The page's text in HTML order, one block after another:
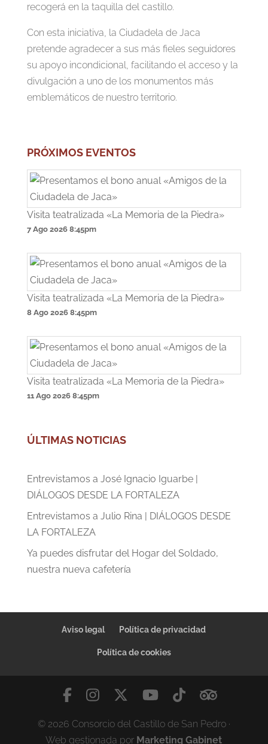
recogerá en la taquilla del castillo.
Con esta iniciativa, la Ciudadela de Jaca
pretende agradecer a sus más fieles seguidores
su apoyo incondicional, facilitando el acceso y la
divulgación a uno de los monumentos más
emblemáticos de nuestro territorio.
PRÓXIMOS EVENTOS
Visita teatralizada «La Memoria de la Piedra»
7 Ago 2026 8:45pm
Visita teatralizada «La Memoria de la Piedra»
8 Ago 2026 8:45pm
Visita teatralizada «La Memoria de la Piedra»
11 Ago 2026 8:45pm
ÚLTIMAS NOTICIAS
Entrevistamos a José Ignacio Iguarbe |
DIÁLOGOS DESDE LA FORTALEZA
Entrevistamos a Julio Rina | DIÁLOGOS DESDE
LA FORTALEZA
Ya puedes disfrutar del Hogar del Soldado,
nuestra nueva cafetería
Aviso legal Política de privacidad
Política de cookies
© 2026 Consorcio del Castillo de San Pedro ·
Web gestionada por Marketing Gabinet